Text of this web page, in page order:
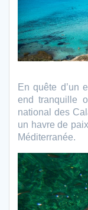
En quête d’un
end tranquille
national des
un havre de
Méditerranée.